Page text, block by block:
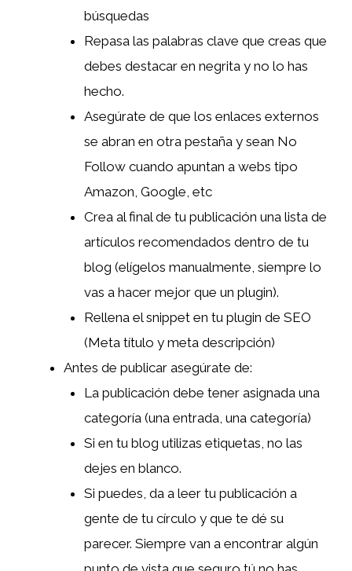
búsquedas
Repasa las palabras clave que creas que
debes destacar en negrita y no lo has
hecho.
Asegúrate de que los enlaces externos
se abran en otra pestaña y sean No
Follow cuando apuntan a webs tipo
Amazon, Google, etc
Crea al final de tu publicación una lista de
artículos recomendados dentro de tu
blog (elígelos manualmente, siempre lo
vas a hacer mejor que un plugin).
Rellena el snippet en tu plugin de SEO
(Meta título y meta descripción)
Antes de publicar asegúrate de:
La publicación debe tener asignada una
categoría (una entrada, una categoría)
Si en tu blog utilizas etiquetas, no las
dejes en blanco.
Si puedes, da a leer tu publicación a
gente de tu círculo y que te dé su
parecer. Siempre van a encontrar algún